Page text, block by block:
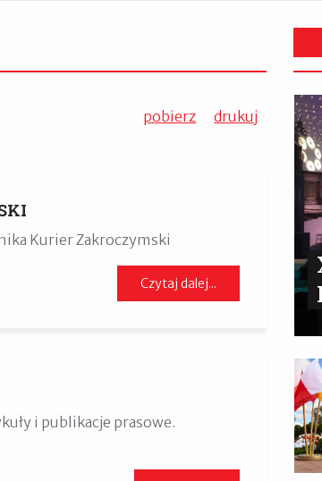
pobierz drukuj
Kurier Zakroczymski
Czytaj dalej...
i publikacje prasowe.